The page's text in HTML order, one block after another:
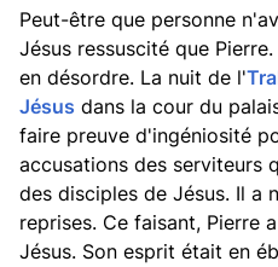
Peut-être que personne
Jésus ressuscité que
en désordre. La nuit de l'
Jésus dans la cour du
faire preuve d'ingéniosité
accusations des serviteurs
des disciples de Jésus. Il a
reprises. Ce faisant, Pierre
Jésus. Son esprit était en